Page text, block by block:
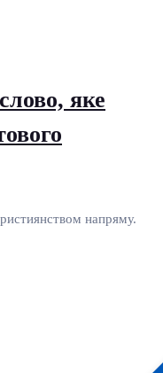
яке
напряму.